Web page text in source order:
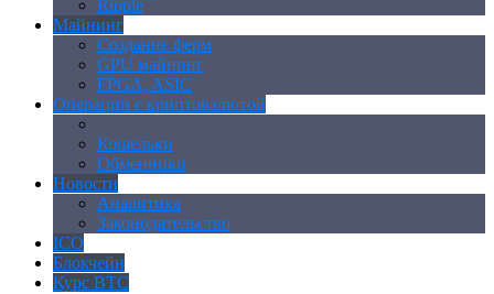
Ripple
Майнинг
Создание ферм
GPU майнинг
FPGA, ASIC
Операции с криптовалютой
Кошельки
Обменники
Новости
Аналитика
Законодательство
ICO
Блокчейн
Курс BTC